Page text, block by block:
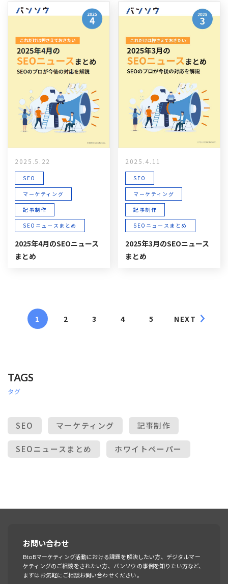
2025.5.22
SEO
マーケティング
記事制作
SEOニュースまとめ
2025年4月のSEOニュース
まとめ
2025.4.11
SEO
マーケティング
記事制作
SEOニュースまとめ
2025年3月のSEOニュース
まとめ
1 2 3 4 5 NEXT
TAGS
タグ
SEO マーケティング 記事制作
SEOニュースまとめ ホワイトペーパー
お問い合わせ
BtoBマーケティング活動における課題を解決したい方、デジタルマー
ケティングのご相談をされたい方、バンソウの事例を知りたい方など、
まずはお気軽にご相談お問い合わせください。